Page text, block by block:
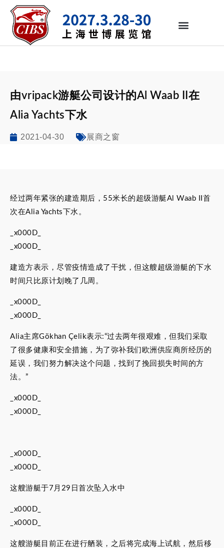
由vripack游艇公司设计的Al Waab II在
Alia Yachts下水
2021-04-30 展商之窗
经过两年紧张的建造期后，55米长的超级游艇Al Waab II首
次在Alia Yachts下水。
_x000D_
_x000D_
建造方表示，尽管疫情造成了干扰，但这艘超级游艇的下水
时间只比原计划晚了几周。
_x000D_
_x000D_
Alia主席Gökhan Çelik表示:“过去两年很艰难，但我们采取
了很多健康和安全措施，为了弥补我们欧洲供应商所经历的
延误，我们努力解决这个问题，找到了挽回损失时间的方
法。”
_x000D_
_x000D_
_x000D_
_x000D_
这艘游艇于7月29日首次坠入水中
_x000D_
_x000D_
这艘游艇目前正在进行舾装，之后将完成海上试航，然后移